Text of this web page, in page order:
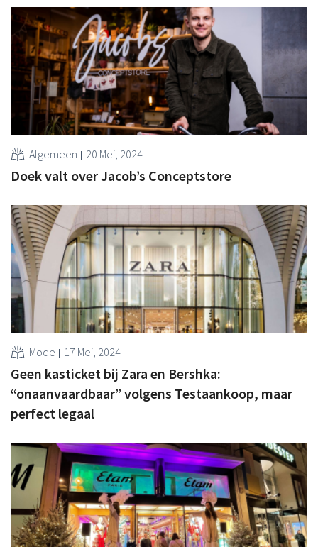
Algemeen 20 Mei, 2024
Doek valt over Jacob’s Conceptstore
Mode 17 Mei, 2024
Geen kasticket bij Zara en Bershka:
“onaanvaardbaar” volgens Testaankoop, maar
perfect legaal